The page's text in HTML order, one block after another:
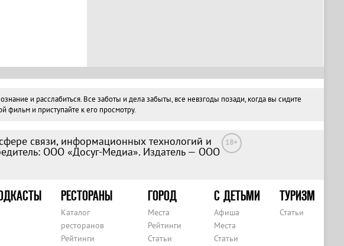
и расслабиться. Все заботы и дела забыты, все невзгоды позади, когда вы сидите
фильм и приступайте к его просмотру.
связи, информационных технологий и
ООО «Досуг-Медиа». Издатель — ООО
18+
РЕСТОРАНЫ
Каталог
ресторанов
Рейтинги
ГОРОД
Места
Рейтинги
Статьи
С ДЕТЬМИ
Афиша
Места
Статьи
ТУРИЗМ
Статьи